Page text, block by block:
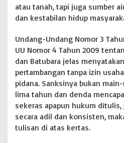
atau tanah, tapi juga sumber
dan kestabilan hidup
Undang-Undang Nomor 3
UU Nomor 4 Tahun 2009
dan Batubara jelas
pertambangan tanpa izin
pidana. Sanksinya bukan
lima tahun dan denda
sekeras apapun hukum
secara adil dan konsisten,
tulisan di atas kertas.